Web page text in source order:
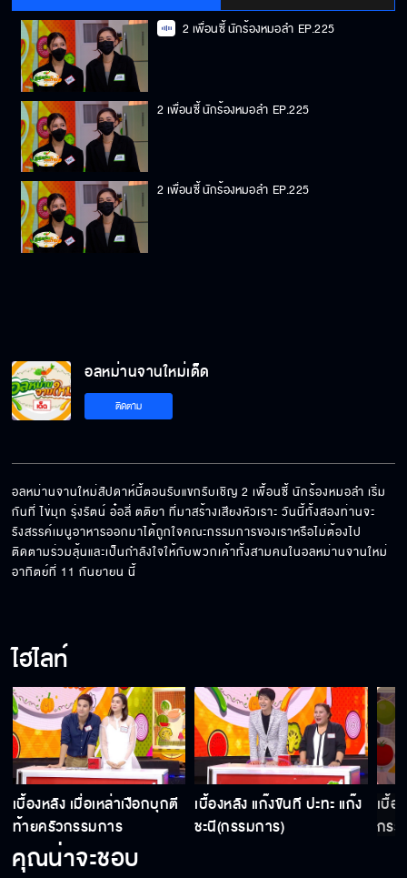
2 เพื่อนซี้ นักร้องหมอลำ EP.225
2 เพื่อนซี้ นักร้องหมอลำ EP.225
2 เพื่อนซี้ นักร้องหมอลำ EP.225
อลหม่านจานใหม่เด็ด
ติดตาม
อลหม่านจานใหม่สัปดาห์นี้ตอนรับแขกรับเชิญ 2 เพื่้อนซี้ นักร้องหมอลำ เริ่ม
กันที่ ไข่มุก รุ่งรัตน์ อ๋อลี่ ตติยา ที่มาสร้างเสียงหัวเราะ วันนี้ทั้งสองท่านจะ
รังสรรค์เมนูอาหารออกมาได้ถูกใจคณะกรรมการของเราหรือไม่ต้องไป
ติดตามร่วมลุ้นและเป็นกำลังใจให้กับพวกเค้าทั้งสามคนในอลหม่านจานใหม่
อาทิตย์ที่ 11 กันยายน นี้
ไฮไลท์
เบื้องหลัง เมื่อเหล่าเงือกบุกตี
ท้ายครัวกรรมการ
เบื้องหลัง แก๊งขันที ปะทะ แก๊ง
ชะนี(กรรมการ)
เบื้อ
กรร
คุณน่าจะชอบ